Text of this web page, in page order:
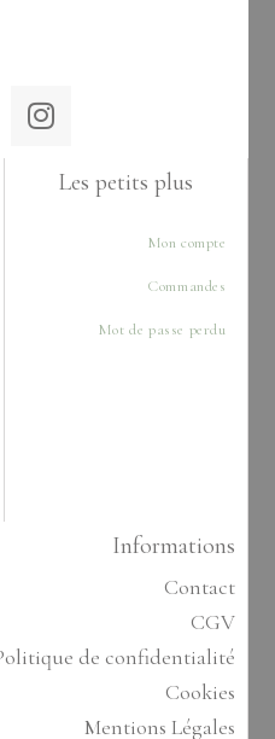
Les petits plus
Mon compte
Commandes
Mot de passe perdu
Informations
Contact
CGV
de confidentialité
Cookies
Mentions Légales